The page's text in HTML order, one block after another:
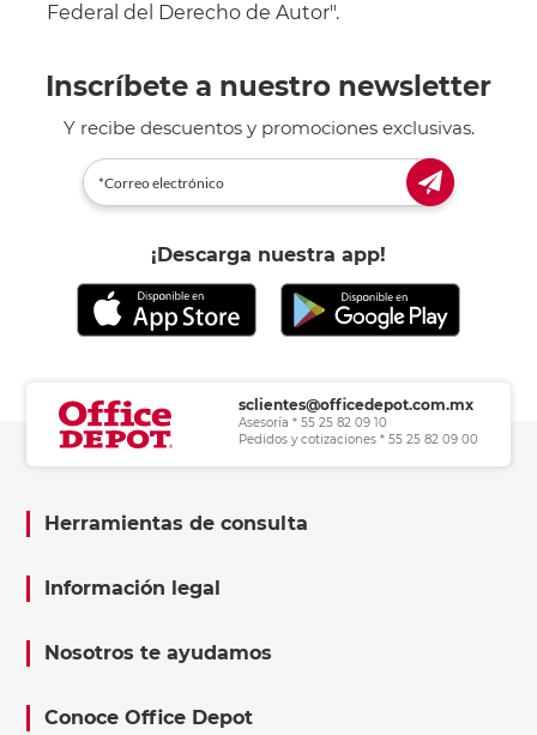
Federal del Derecho de Autor".
Inscríbete a nuestro newsletter
Y recibe descuentos y promociones exclusivas.
¡Descarga nuestra app!
sclientes@officedepot.com.mx
Asesoría * 55 25 82 09 10
Pedidos y cotizaciones * 55 25 82 09 00
Herramientas de consulta
Información legal
Nosotros te ayudamos
Conoce Office Depot